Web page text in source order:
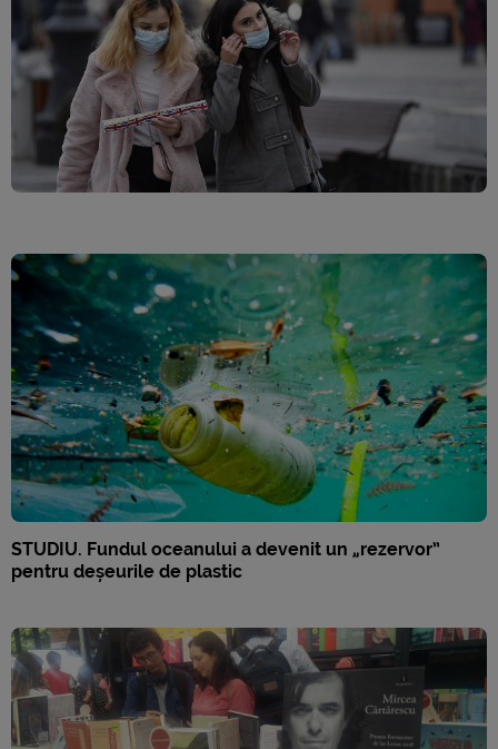
STUDIU. Fundul oceanului a devenit un „rezervor”
pentru deșeurile de plastic